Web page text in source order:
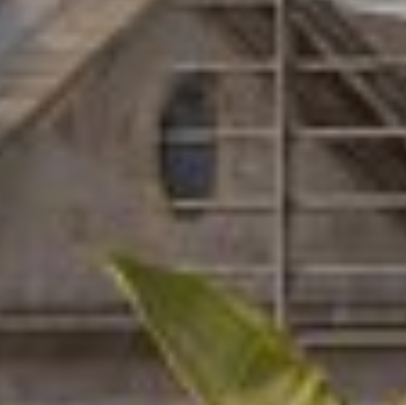
von Cookies gesammelten Informationen werden
verwendet, um die Aktivität des Webs zu messen, um
Benutzernavigationsprofile zu erstellen, um basierend auf
der Analyse der Nutzungsdaten der Benutzer des Dienstes
Verbesserungen einzuführen. Sie ermöglichen es uns, die
Präferenzinformationen des Benutzers zu speichern, um
die Qualität unserer Dienstleistungen zu verbessern und
durch empfohlene Produkte ein besseres Erlebnis zu
Diese Cookies werden verwendet, um Informationen über
die Präferenzen und persönlichen Entscheidungen des
die Surfgewohnheiten auf der Website kennen und
Werbung in Bezug auf das Surfprofil des Benutzers